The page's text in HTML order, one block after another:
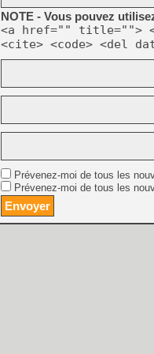
NOTE - Vous pouvez
<a href="" title="">
<cite> <code> <del
Prévenez-moi de tous les
Prévenez-moi de tous les